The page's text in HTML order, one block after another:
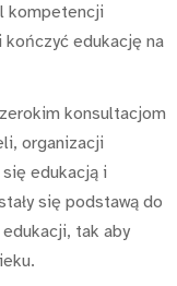
kompetencji
edukację na
konsultacjom
organizacji
edukacją i
się podstawą do
tak aby